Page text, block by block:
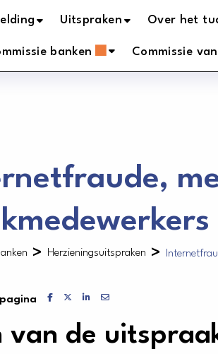
Uitspraken Over het
banken Commissie
> Herzieningsuitspraken >
Delen via Facebook
Delen via X
Delen via LinkedIn
van de